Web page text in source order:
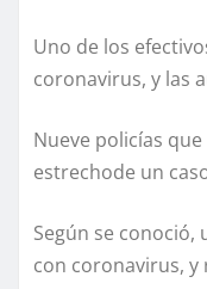
Uno de los
coronavirus, y las
Nueve policías
estrechode un
Según se
con coronavirus, y